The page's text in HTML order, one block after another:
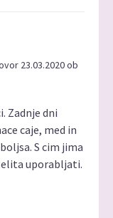
23.03.2020 ob
Zadnje dni
caje, med in
S cim jima
uporabljati.